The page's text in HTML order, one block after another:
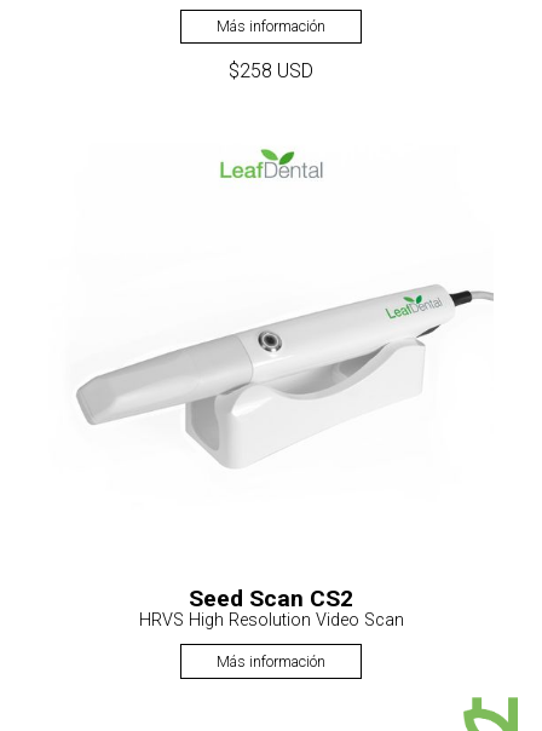
Más información
$258 USD
Seed Scan CS2
HRVS High Resolution Video Scan
Más información